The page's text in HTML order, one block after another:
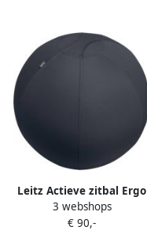
Leitz Actieve zitbal Ergo
75cm anti-rol donkergrijs
3 webshops
€ 90,-